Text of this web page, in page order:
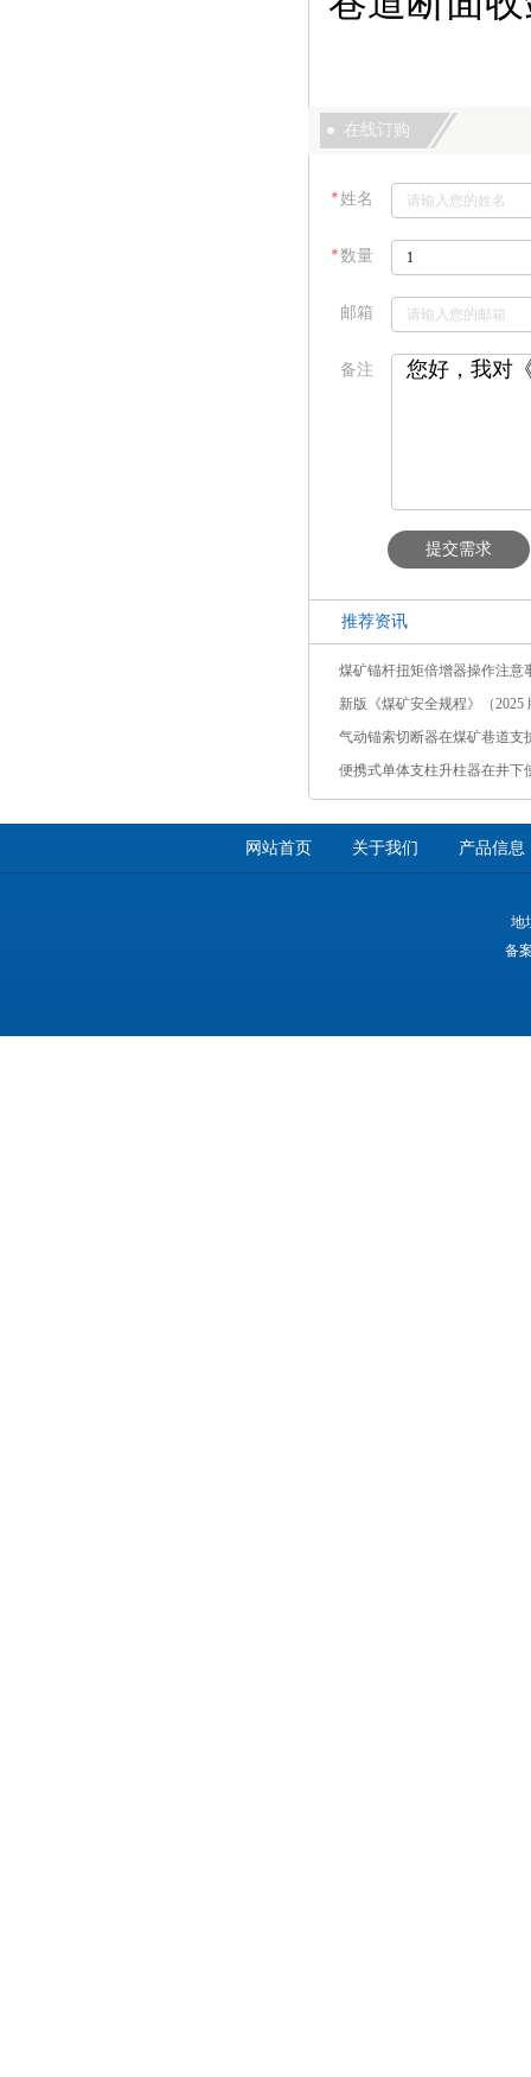
在线订购
＊姓名
＊数量
邮箱
备注
提交需求
推荐资讯
煤矿锚杆扭矩倍增器操作注意
新版《煤矿安全规程》（2025
气动锚索切断器在煤矿巷道支
便携式单体支柱升柱器在井下
网站首页 关于我们 产品信息
地
备